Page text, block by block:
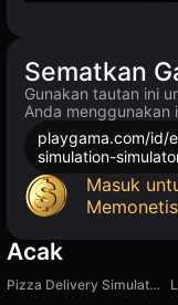
Sematkan
Gunakan tautan ini
Anda menggunakan
playgama.com/id/
simulation-
Masuk
Acak
Pizza Delivery Simulator: By car